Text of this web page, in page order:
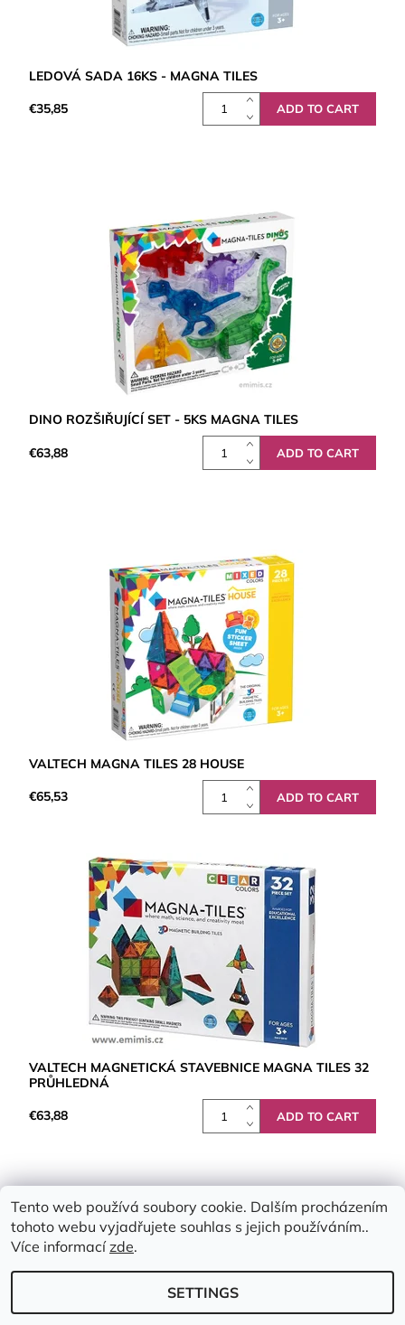
LEDOVÁ SADA 16KS - MAGNA TILES
€35,85
DINO ROZŠIŘUJÍCÍ SET - 5KS MAGNA TILES
€63,88
VALTECH MAGNA TILES 28 HOUSE
€65,53
VALTECH MAGNETICKÁ STAVEBNICE MAGNA TILES 32
PRŮHLEDNÁ
€63,88
2026 © Emimis.cz, all rights reserved.
Tento web používá soubory cookie. Dalším procházením
tohoto webu vyjadřujete souhlas s jejich používáním..
Více informacízde.
SETTINGS